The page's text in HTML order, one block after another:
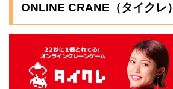
ONLINE CRANE（タイクレ）